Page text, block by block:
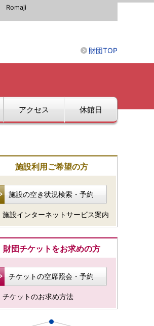
Romaji
財団TOP
アクセス 休館日
施設利用ご希望の方
施設の空き状況検索・予約
施設インターネットサービス案内
財団チケットをお求めの方
チケットの空席照会・予約
チケットのお求め方法